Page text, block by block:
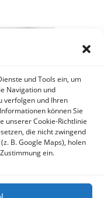
und Tools ein, um
Navigation und
verfolgen und Ihren
können Sie
unserer Cookie-Richtlinie
die nicht zwingend
B. Google Maps), holen
ein.
Limited
ist es
Daten
Gerät
privacy?